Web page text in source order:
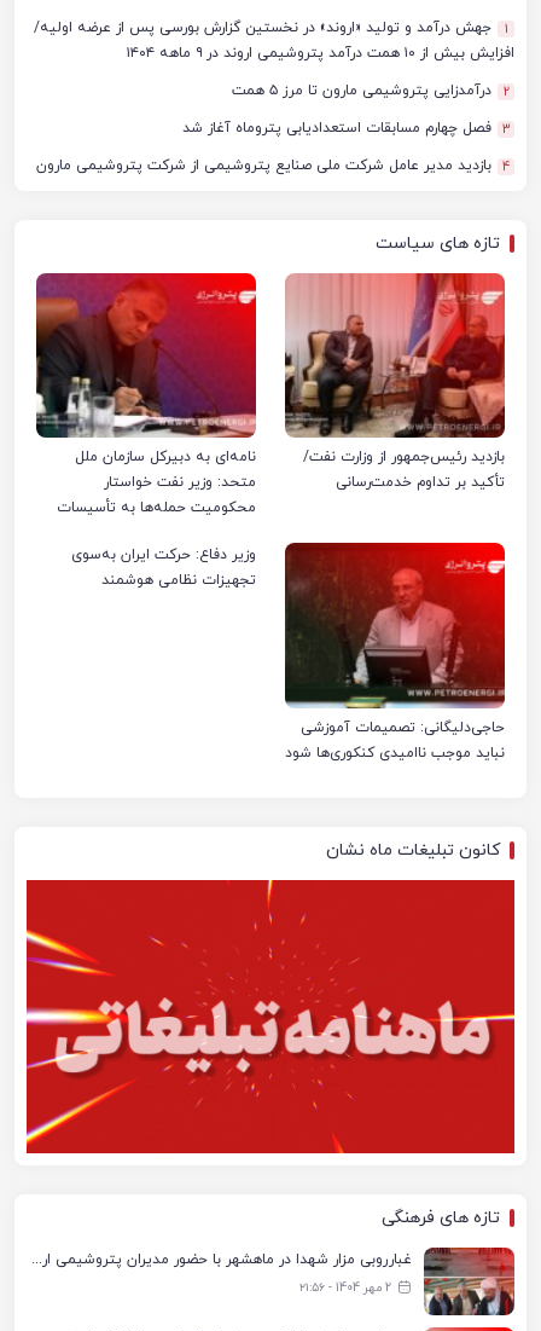
1
جهش درآمد و تولید «اروند» در نخستین گزارش بورسی پس از عرضه اولیه/
افزایش بیش از ۱۰ همت درآمد پتروشیمی اروند در ۹ ماهه ۱۴۰۴
2 درآمدزایی پتروشیمی مارون تا مرز ۵ همت
3 فصل چهارم مسابقات استعدادیابی پتروماه آغاز شد
4 بازدید مدیر عامل شرکت ملی صنایع پتروشیمی از شرکت پتروشیمی مارون
تازه های سیاست
بازدید رئیس‌جمهور از وزارت نفت/
تأکید بر تداوم خدمت‌رسانی
نامه‌ای به دبیرکل سازمان ملل
متحد: وزیر نفت خواستار
محکومیت حمله‌ها به تأسیسات
حاجی‌دلیگانی: تصمیمات آموزشی
نباید موجب ناامیدی کنکوری‌ها شود
وزیر دفاع: حرکت ایران به‌سوی
تجهیزات نظامی هوشمند
کانون تبلیغات ماه نشان
تازه های فرهنگی
غبارروبی مزار شهدا در ماهشهر با حضور مدیران پتروشیمی اروند و مسئولان شهری
2 مهر 1404 - ۲۱:۵۶